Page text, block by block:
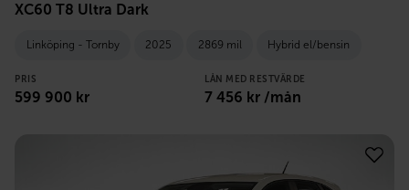
XC60 T8 Ultra Dark
Linköping - Tornby 2025 2869 mil Hybrid el/bensin
PRIS
599 900 kr
LÅN MED RESTVÄRDE
7 456 kr /mån